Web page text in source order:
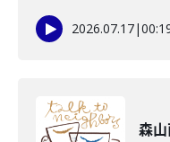
2026.07.17|
森